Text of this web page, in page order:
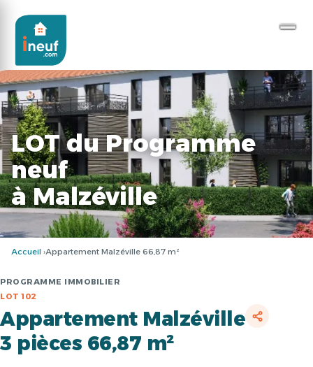
LOT du Programme
neuf
à Malzéville
Accueil Appartement Malzéville 66,87 m²
PROGRAMME IMMOBILIER
LOT 102
Appartement Malzéville
3 pièces 66,87 m²